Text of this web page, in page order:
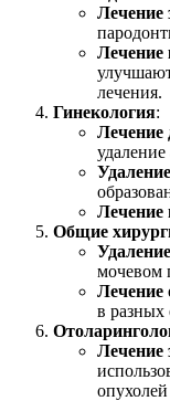
Лечение
Лечение
лечения.
Гинекология:
Лечение
Лечение
Общие
мочевом
Лечение
в разных
Лечение